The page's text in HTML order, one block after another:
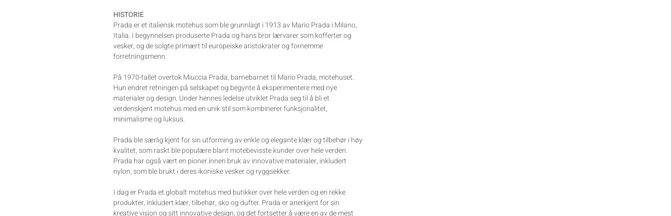
HISTORIE
Prada er et italiensk motehus som ble grunnlagt i 1913 av Mario Prada i Milano,
Italia. I begynnelsen produserte Prada og hans bror lærvarer som kofferter og
vesker, og de solgte primært til europeiske aristokrater og fornemme
forretningsmenn.
På 1970-tallet overtok Miuccia Prada, barnebarnet til Mario Prada, motehuset.
Hun endret retningen på selskapet og begynte å eksperimentere med nye
materialer og design. Under hennes ledelse utviklet Prada seg til å bli et
verdenskjent motehus med en unik stil som kombinerer funksjonalitet,
minimalisme og luksus.
Prada ble særlig kjent for sin utforming av enkle og elegante klær og tilbehør i høy
kvalitet, som raskt ble populære blant motebevisste kunder over hele verden.
Prada har også vært en pioner innen bruk av innovative materialer, inkludert
nylon, som ble brukt i deres ikoniske vesker og ryggsekker.
I dag er Prada et globalt motehus med butikker over hele verden og en rekke
produkter, inkludert klær, tilbehør, sko og dufter. Prada er anerkjent for sin
kreative visjon og sitt innovative design, og det fortsetter å være en av de mest